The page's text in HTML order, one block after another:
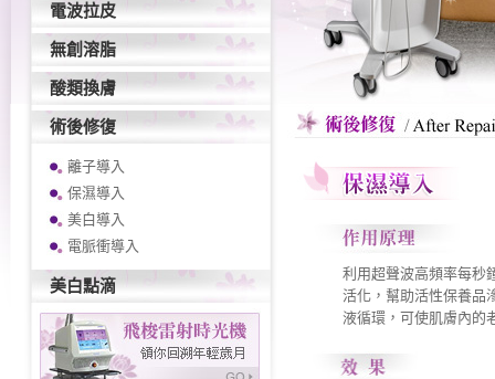
電波拉皮
無創溶脂
酸類換膚
術後修復
離子導入
保濕導入
美白導入
電脈衝導入
美白點滴
利用超聲波高頻率每秒
活化，幫助活性保養品
液循環，可使肌膚內的